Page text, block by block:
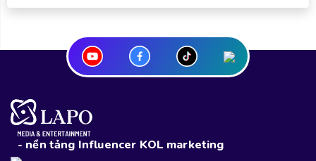
- nền tảng Influencer KOL marketing